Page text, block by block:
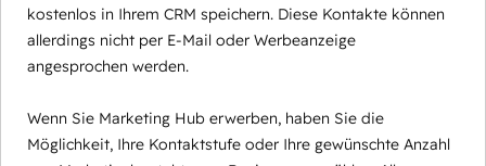
kostenlos in Ihrem CRM speichern. Diese Kontakte können
allerdings nicht per E-Mail oder Werbeanzeige
angesprochen werden.
Wenn Sie Marketing Hub erwerben, haben Sie die
Möglichkeit, Ihre Kontaktstufe oder Ihre gewünschte Anzahl